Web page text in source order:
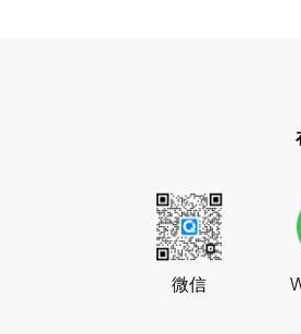
微信